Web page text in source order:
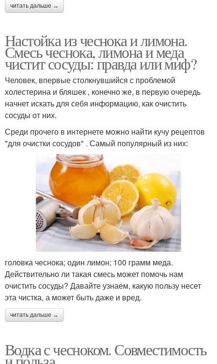
читать дальше →
Настойка из чеснока и лимона.
Смесь чеснока, лимона и меда
чистит сосуды: правда или миф?
Человек, впервые столкнувшийся с проблемой
холестерина и бляшек , конечно же, в первую очередь
начнет искать для себя информацию, как очистить
сосуды от них.
Среди прочего в интернете можно найти кучу рецептов
"для очистки сосудов" . Самый популярный из них:
головка чеснока; один лимон; 100 грамм меда.
Действительно ли такая смесь может помочь нам
очистить сосуды? Давайте узнаем, какую пользу несет
эта чистка, а может быть даже и вред.
читать дальше →
Водка с чесноком. Совместимость